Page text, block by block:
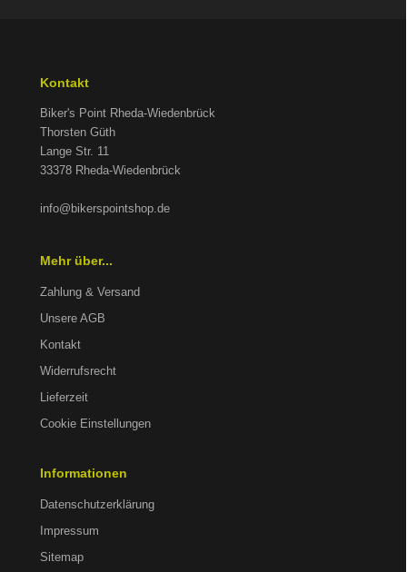
Kontakt
Biker's Point Rheda-Wiedenbrück
Thorsten Güth
Lange Str. 11
33378 Rheda-Wiedenbrück
info@bikerspointshop.de
Mehr über...
Zahlung & Versand
Unsere AGB
Kontakt
Widerrufsrecht
Lieferzeit
Cookie Einstellungen
Informationen
Datenschutzerklärung
Impressum
Sitemap